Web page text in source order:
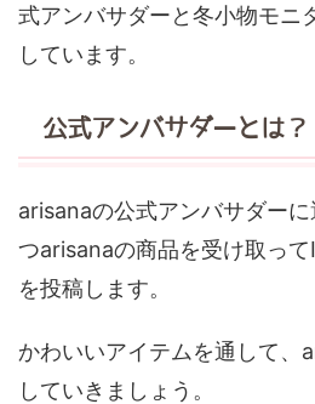
式アンバサダーと冬小物モニ
しています。
公式アンバサダーとは？
arisanaの公式アンバサダー
つarisanaの商品を受け取っ
を投稿します。
かわいいアイテムを通して、
していきましょう。